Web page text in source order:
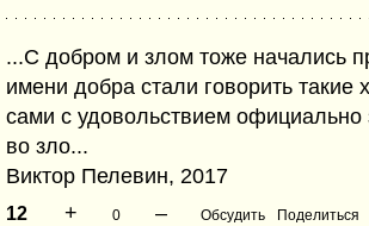
...С добром и злом тоже начались
имени добра стали говорить такие
сами с удовольствием официально
во зло...
Виктор Пелевин, 2017
12 + 0 – Обсудить Поделиться